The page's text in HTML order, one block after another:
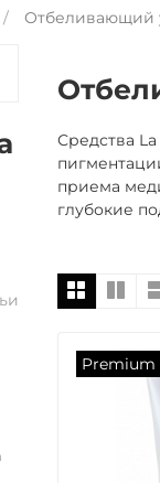
Отбеливающий
Средства
приема
глубокие
Premium